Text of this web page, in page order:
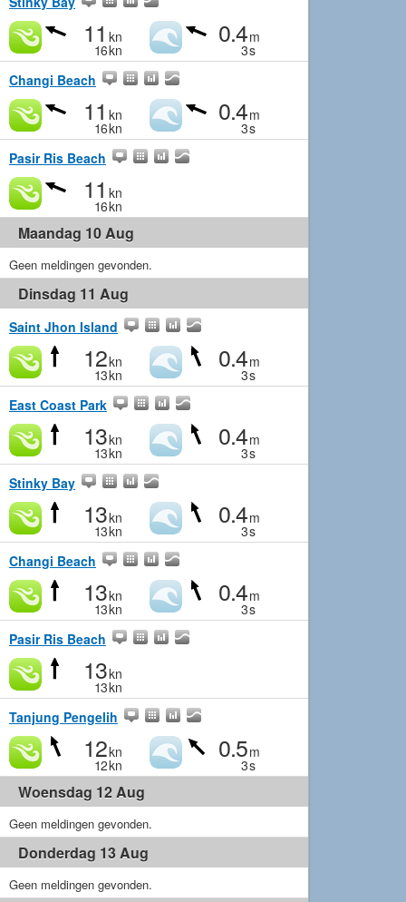
11 kn
16kn
0.4m
3s
Changi Beach
11 kn
16kn
0.4m
3s
Pasir Ris Beach
11 kn
16kn
Maandag 10 Aug
Geen meldingen gevonden.
Dinsdag 11 Aug
Saint Jhon Island
12kn
13kn
0.4m
3s
East Coast Park
13kn
13kn
0.4m
3s
Stinky Bay
13kn
13kn
0.4m
3s
Changi Beach
13kn
13kn
0.4m
3s
Pasir Ris Beach
13kn
13kn
Tanjung Pengelih
12kn
12kn
0.5m
3s
Woensdag 12 Aug
Geen meldingen gevonden.
Donderdag 13 Aug
Geen meldingen gevonden.